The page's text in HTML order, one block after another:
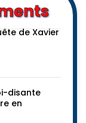
de Xavier
disante
en